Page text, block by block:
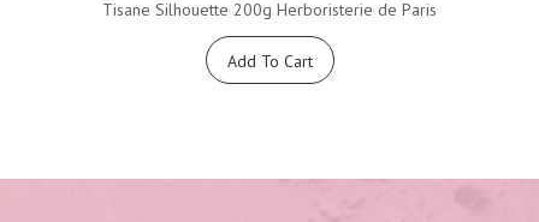
Tisane Silhouette 200g Herboristerie de Paris
Add To Cart